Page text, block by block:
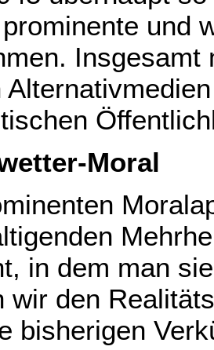
und
Insgesamt
Moral
in dem man
wir den
bisherigen